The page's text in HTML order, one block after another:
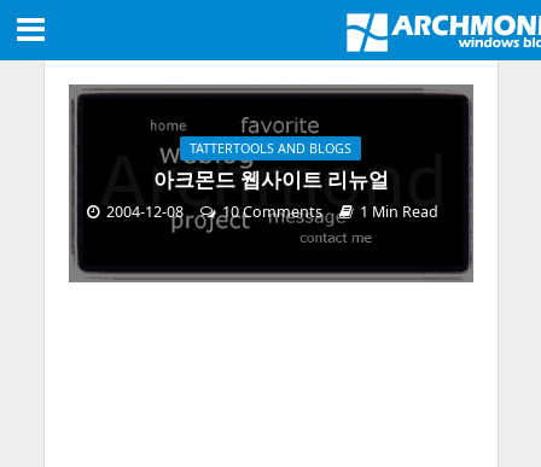
TATTERTOOLS AND BLOGS
아크몬드 웹사이트 리뉴얼
2004-12-08 10 Comments 1 Min Read